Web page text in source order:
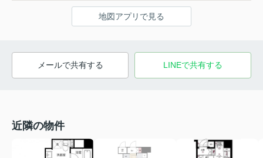
地図アプリで見る
メールで共有する LINEで共有する
近隣の物件